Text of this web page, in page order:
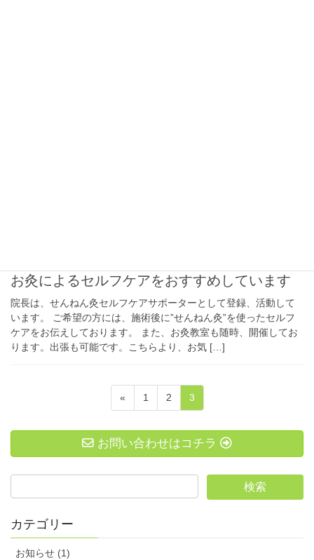
お灸によるセルフケアをおすすめしています
院長は、せんねん灸セルフケアサポーターとして登録、活動して
います。 ご希望の方には、施術後に”せんねん灸”を使ったセルフ
ケアをお伝えしております。 また、お灸教室も随時、開催してお
ります。出張も可能です。こちらより、お気 […]
の
ペ
ー
ジ
送
り
«
固
定
ペ
ー
1
固
定
ペ
ー
2
固
定
ペ
ー
3
お問い合わせはコチラ
カテゴリー
お知らせ (1)